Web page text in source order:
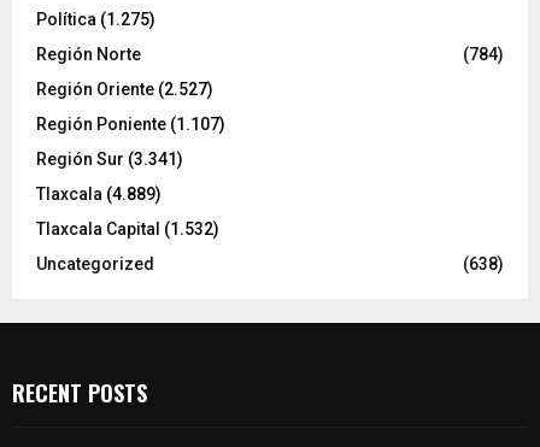
Política (1.275)
Región Norte
(784)
Región Oriente (2.527)
Región Poniente (1.107)
Región Sur (3.341)
Tlaxcala (4.889)
Tlaxcala Capital (1.532)
Uncategorized
(638)
RECENT POSTS